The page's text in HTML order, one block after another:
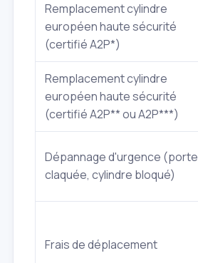
Remplacement cylindre
européen haute sécurité
(certifié A2P*)
Remplacement cylindre
européen haute sécurité
(certifié A2P** ou A2P***)
Dépannage d'urgence (porte
claquée, cylindre bloqué)
Frais de déplacement